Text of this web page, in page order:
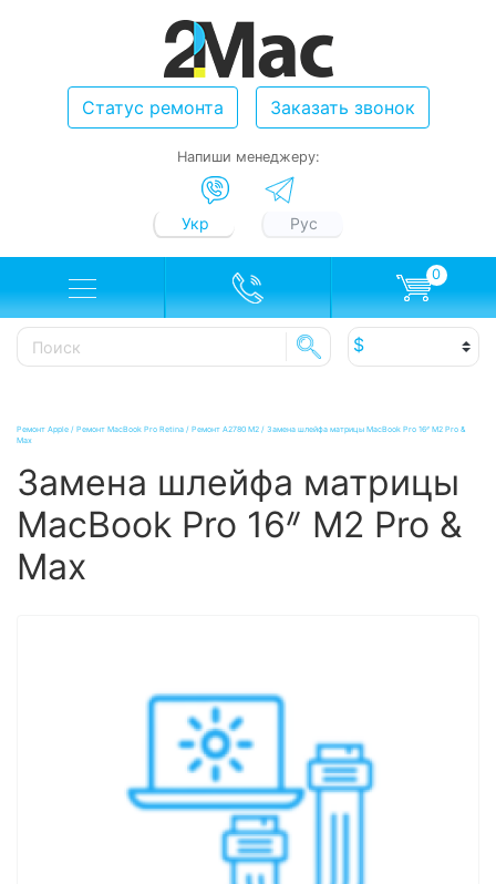
Статус ремонта Заказать звонок
Напиши менеджеру:
Укр Рус
0
Ремонт Apple / Ремонт MacBook Pro Retina / Ремонт A2780 M2 / Замена шлейфа матрицы MacBook Pro 16ᐥ M2 Pro &
Max
Замена шлейфа матрицы
MacBook Pro 16ᐥ M2 Pro &
Max